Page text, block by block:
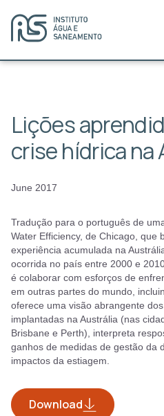
Lições
crise hídrica na
June 2017
Tradução para o português de
Water Efficiency, de Chicago, que
experiência acumulada na
ocorrida no país entre 2000 e
é colaborar com esforços de
em outras partes do mundo,
oferece uma visão abrangente
implantadas na Austrália (nas
Brisbane e Perth), interpreta
ganhos de medidas de gestão da
impactos da estiagem.
Download